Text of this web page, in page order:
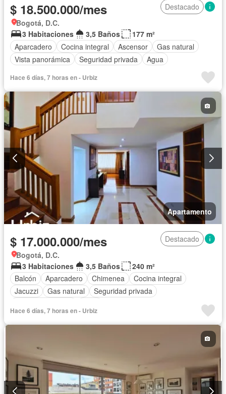
$ 18.500.000/mes
Destacado
Bogotá, D.C.
3 Habitaciones
3,5 Baños
177 m²
Aparcadero
Cocina integral Ascensor
Gas natural
Vista panorámica
Seguridad privada Agua
Hace 6 días, 7 horas en - Urbiz
Apartamento
$ 17.000.000/mes
Destacado
Bogotá, D.C.
3 Habitaciones
3,5 Baños
240 m²
Balcón
Aparcadero Chimenea
Cocina integral
Jacuzzi
Gas natural
Seguridad privada
Hace 6 días, 7 horas en - Urbiz